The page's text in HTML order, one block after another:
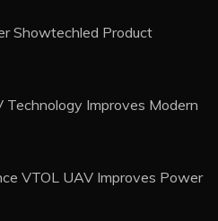
Showtechled Product
Improves Modern
VTOL UAV Improves Power